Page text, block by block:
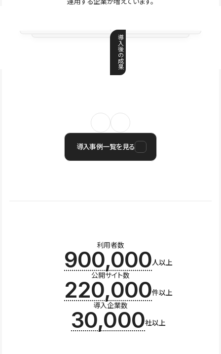
導
入
後
の
成
果
導入事例一覧を見る
利用者数
900,000人以上
公開サイト数
220,000件以上
導入企業数
30,000社以上